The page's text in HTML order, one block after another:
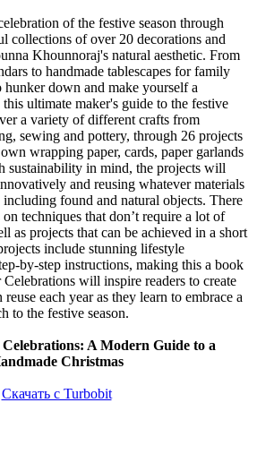
of the festive season through
collections of over 20 decorations and
Khounnoraj's natural aesthetic. From
to handmade tablescapes for family
hunker down and make yourself a
ultimate maker's guide to the festive
a variety of different crafts from
sewing and pottery, through 26 projects
wrapping paper, cards, paper garlands
sustainability in mind, the projects will
and reusing whatever materials
found and natural objects. There
techniques that don’t require a lot of
as projects that can be achieved in a short
include stunning lifestyle
by-step instructions, making this a book
will inspire readers to create
each year as they learn to embrace a
to the festive season.
A Modern Guide to a
Christmas
Скачать с Turbobit